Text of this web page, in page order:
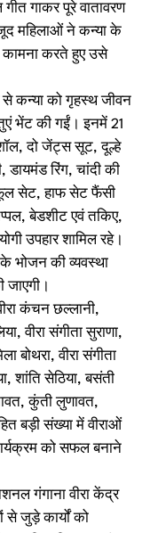
गाकर पूरे वातावरण
महिलाओं ने कन्या के
करते हुए उसे
से कन्या को गृहस्थ जीवन
भेंट की गईं। इनमें 21
दो जेंट्स सूट, दूल्हे
रिंग, चांदी की
फूल सेट, हाफ सेट फैंसी
बेडशीट एवं तकिए,
उपहार शामिल रहे।
के भोजन की व्यवस्था
कंचन छल्लानी,
वीरा संगीता सुराणा,
बोथरा, वीरा संगीता
शांति सेठिया, बसंती
कुंती लुणावत,
बड़ी संख्या में वीराओं
को सफल बनाने
गंगाना वीरा केंद्र
से जुड़े कार्यों को